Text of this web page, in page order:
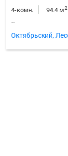
4-комн. 94.4 м2
..